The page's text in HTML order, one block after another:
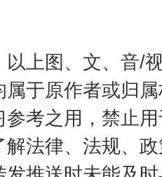
以上图、文、音/
属于原作者或归
参考之用，禁止
解法律、法规、 今